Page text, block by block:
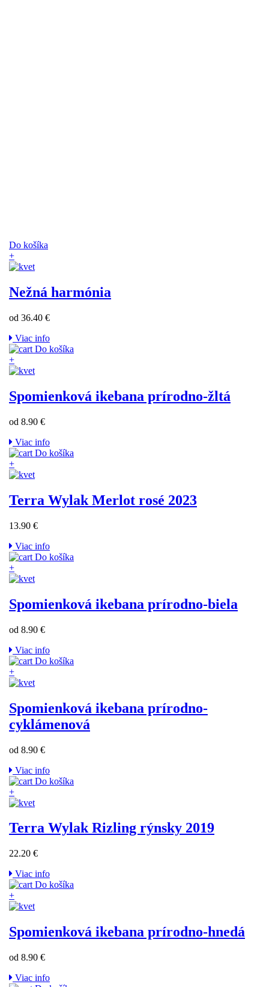
Do košíka
+
Nežná harmónia
od 36.40 €
Viac info
Do košíka
+
Spomienková ikebana prírodno-žltá
od 8.90 €
Viac info
Do košíka
+
Terra Wylak Merlot rosé 2023
13.90 €
Viac info
Do košíka
+
Spomienková ikebana prírodno-biela
od 8.90 €
Viac info
Do košíka
+
Spomienková ikebana prírodno-
cyklámenová
od 8.90 €
Viac info
Do košíka
+
Terra Wylak Rizling rýnsky 2019
22.20 €
Viac info
Do košíka
+
Spomienková ikebana prírodno-hnedá
od 8.90 €
Viac info